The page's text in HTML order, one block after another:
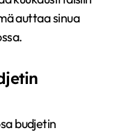
auttaa sinua
budjetin